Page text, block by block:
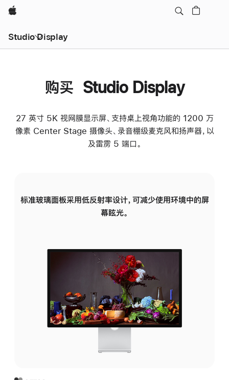
Apple
Studio Display
购买 Studio Display
27 英寸 5K 视网膜显示屏、支持桌上视角功能的 1200 万
像素 Center Stage 摄像头、录音棚级麦克风和扬声器，以
及雷雳 5 端口。
标准玻璃面板采用低反射率设计，可减少使用环境中的屏
幕眩光。